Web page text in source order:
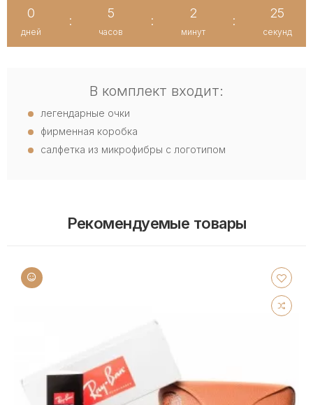
0
дней
:
5
часов
:
2
минут
:
25
секунд
В комплект входит:
легендарные очки
фирменная коробка
салфетка из микрофибры с логотипом
Рекомендуемые товары